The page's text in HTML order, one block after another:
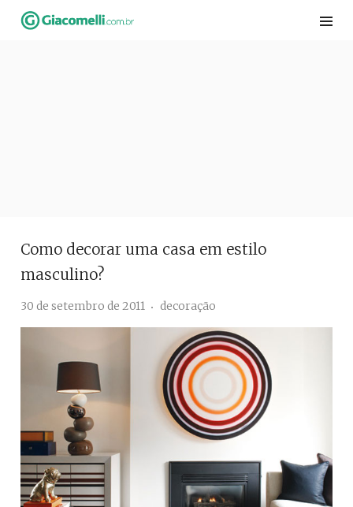
Skip
Como decorar uma casa em estilo
masculino?
30 de setembro de 2011 decoração